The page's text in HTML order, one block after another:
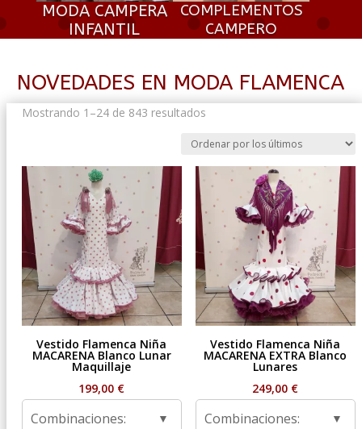
MODA CAMPERA
INFANTIL
COMPLEMENTOS
CAMPERO
NOVEDADES EN MODA FLAMENCA
Mostrando 1–24 de 843 resultadosOrdenado
los
últimos
Vestido Flamenca Niña
MACARENA Blanco Lunar
Maquillaje
199,00 €
Combinaciones:
Vestido Flamenca Niña
MACARENA EXTRA Blanco
Lunares
249,00 €
Combinaciones: